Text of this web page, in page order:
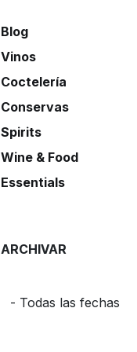
Blog
Vinos
Coctelería
Conservas
Spirits
Wine & Food
Essentials
ARCHIVAR